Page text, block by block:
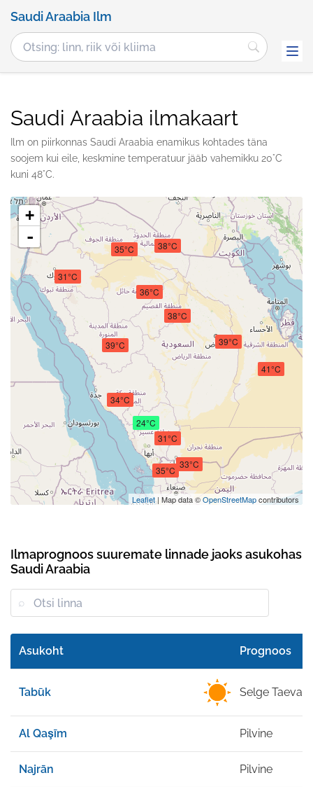
Saudi Araabia Ilm
Saudi Araabia ilmakaart
Ilm on piirkonnas Saudi Araabia enamikus kohtades täna
soojem kui eile, keskmine temperatuur jääb vahemikku 20°C
kuni 48°C.
31°C
38°C
33°C
36°C
41°C
31°C
35°C
34°C
39°C
39°C
38°C
24°C
35°C
+
-
Leaflet| Map data ©OpenStreetMapcontributors
Ilmaprognoos suuremate linnade jaoks asukohas
Saudi Araabia
Asukoht Prognoos
Tabūk Selge Taevas
Al Qaşīm Pilvine
Najrān Pilvine